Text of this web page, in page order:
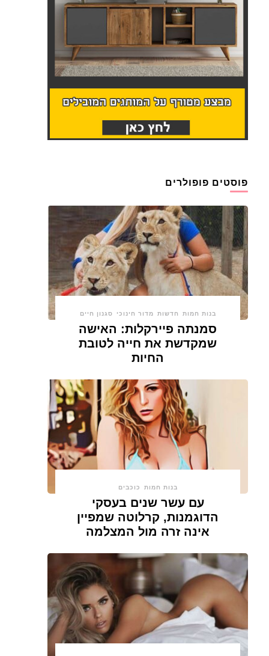
פוסטים פופולרים
בנות חמות חדשות מדור חינוכי סגנון חיים
סמנתה פיירקלות: האישה
שמקדשת את חייה לטובת
החיות
בנות חמות כוכבים
עם עשר שנים בעסקי
הדוגמנות, קרלוטה שמפיין
אינה זרה מול המצלמה